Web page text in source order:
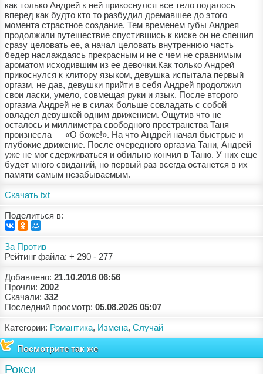
как только Андрей к ней прикоснулся все тело подалось
вперед как будто кто то разбудил дремавшее до этого
момента страстное создание. Тем временем губы Андрея
продолжили путешествие спустившись к киске он не спешил
сразу целовать ее, а начал целовать внутреннюю часть
бедер наслаждаясь прекрасным и не с чем не сравнимым
ароматом исходившим из ее девочки.Как только Андрей
прикоснулся к клитору языком, девушка испытала первый
оргазм, не дав, девушки прийти в себя Андрей продолжил
свои ласки, умело, совмещая руки и язык. После второго
оргазма Андрей не в силах больше совладать с собой
овладел девушкой одним движением. Ощутив что не
осталось и миллиметра свободного пространства Таня
произнесла — «О боже!». На что Андрей начал быстрые и
глубокие движение. После очередного оргазма Тани, Андрей
уже не мог сдерживаться и обильно кончил в Таню. У них еще
будет много свиданий, но первый раз всегда останется в их
памяти самым незабываемым.
Скачать txt
Поделиться в:
За Против
Рейтинг файла: + 290 - 277
Добавлено: 21.10.2016 06:56
Прочли: 2002
Скачали: 332
Последний просмотр: 05.08.2026 05:07
Категории: Романтика, Измена, Случай
Посмотрите так же
Рокси